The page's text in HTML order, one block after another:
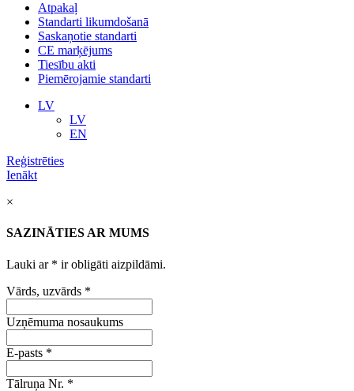
Atpakaļ
Standarti likumdošanā
Saskaņotie standarti
CE marķējums
Tiesību akti
Piemērojamie standarti
LV
LV
EN
Reģistrēties
Ienākt
×
SAZINĀTIES AR MUMS
Lauki ar * ir obligāti aizpildāmi.
Vārds, uzvārds *
Uzņēmuma nosaukums
E-pasts *
Tālruņa Nr. *